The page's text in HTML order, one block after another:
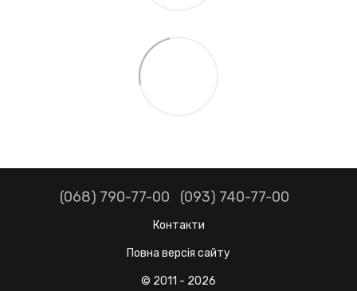
(068) 790-77-00 (093) 740-77-00
Контакти
Повна версія сайту
© 2011 - 2026